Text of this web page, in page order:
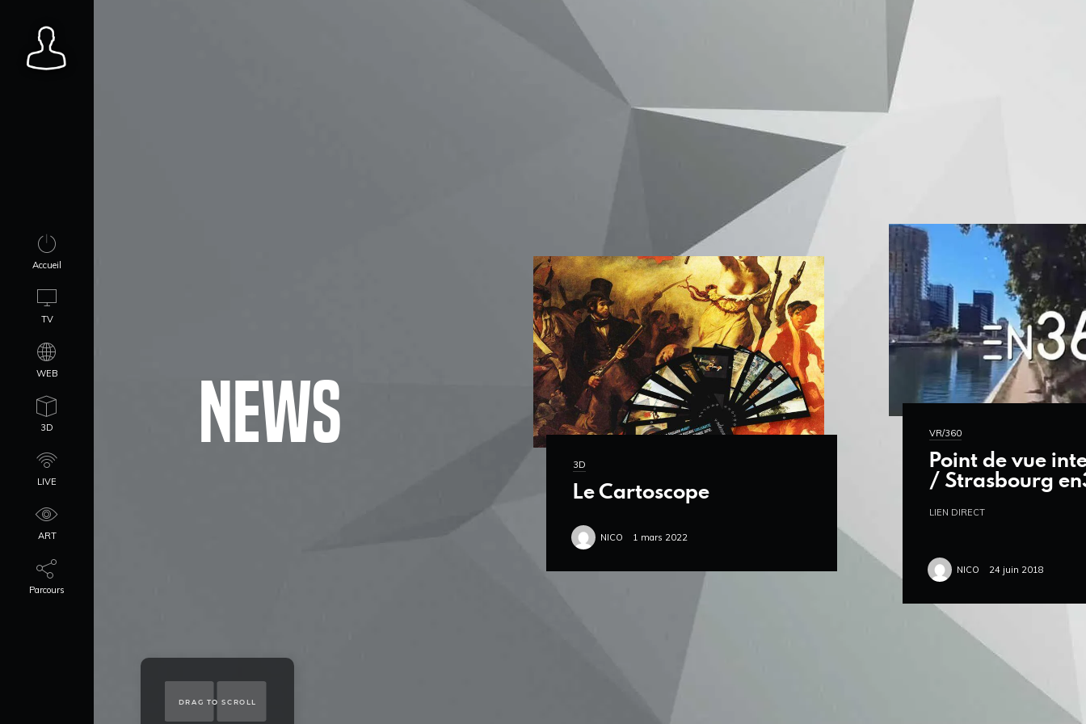
Accueil
TV
WEB
3D
LIVE
ART
Parcours
NEWS
3D
Le Cartoscope
NICO 1 mars 2022
VR/360
Point de vue
/ Strasbourg
LIEN DIRECT
NICO 24 juin 2018
DRAG TO SCROLL